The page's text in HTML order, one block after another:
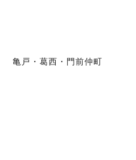
亀戸・葛西・門前仲町